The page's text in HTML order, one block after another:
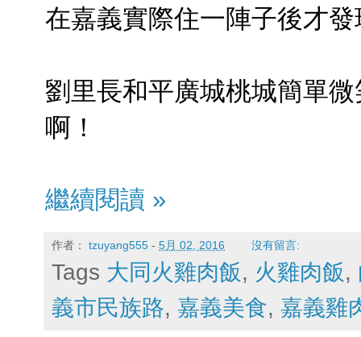
在嘉義實際住一陣子後才
劉里長和平廣城桃城簡單
啊！
繼續閱讀 »
作者： tzuyang555 - 5月 02, 2016 沒有留言:
Tags 大同火雞肉飯, 火雞肉飯,
義市民族路, 嘉義美食, 嘉義雞